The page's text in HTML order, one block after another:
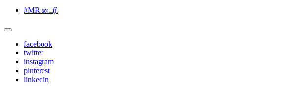
#MR டைரி
facebook
twitter
instagram
pinterest
linkedin